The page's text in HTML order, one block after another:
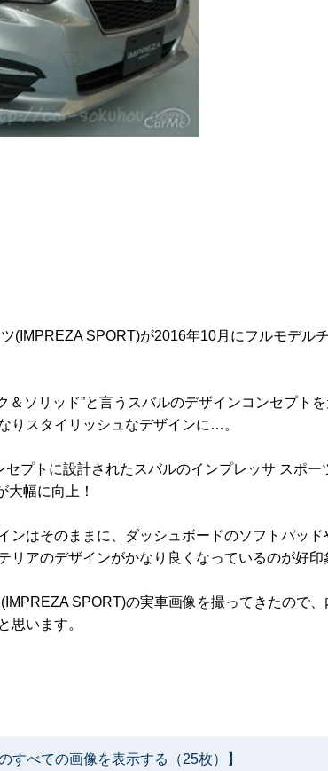
(IMPREZA SPORT)が2016年10月にフルモデル
＆ソリッド”と言うスバルのデザインコンセプト
りスタイリッシュなデザインに…。
セプトに設計されたスバルのインプレッサ スポー
大幅に向上！
ンはそのままに、ダッシュボードのソフトパッド
リアのデザインがかなり良くなっているのが好印
SPORT)の実車画像を撮ってきたので
思います。
すべての画像を表示する（25枚）】